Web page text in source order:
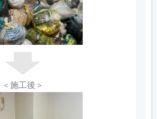
＜施工後＞